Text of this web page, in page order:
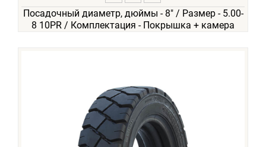
Посадочный диаметр, дюймы - 8" / Размер - 5.00-
8 10PR / Комплектация - Покрышка + камера